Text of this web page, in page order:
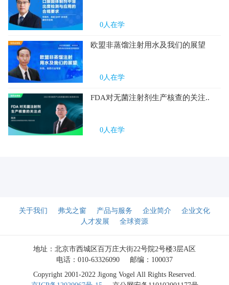
0人在学
欧盟非蒸馏注射用水及我们的展望
0人在学
FDA对无菌注射剂生产核查的关注..
0人在学
关于我们 弗戈之窗 产品与服务 企业简介
企业文化
人才发展
全球资源
地址：北京市西城区百万庄大街22号院2号楼3层A区
电话：010-63326090
邮编：100037
Copyright 2001-2022 Jigong Vogel All Rights Reserved.